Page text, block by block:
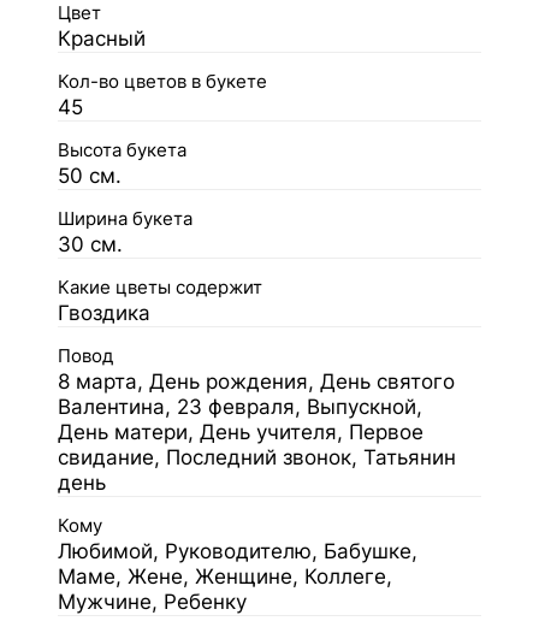
Цвет
Красный
Кол-во цветов в букете
45
Высота букета
50 см.
Ширина букета
30 см.
Какие цветы содержит
Гвоздика
Повод
8 марта, День рождения, День святого
Валентина, 23 февраля, Выпускной,
День матери, День учителя, Первое
свидание, Последний звонок, Татьянин
день
Кому
Любимой, Руководителю, Бабушке,
Маме, Жене, Женщине, Коллеге,
Мужчине, Ребенку